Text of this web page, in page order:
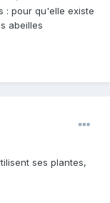
: pour qu'elle existe
abeilles
ses plantes,